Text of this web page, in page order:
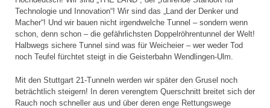
Technologie und Innovation“! Wir sind das „Land der Denker und
Macher“! Und wir bauen nicht irgendwelche Tunnel – sondern wenn
schon, denn schon – die gefährlichsten Doppelröhrentunnel der Welt!
Halbwegs sichere Tunnel sind was für Weicheier – wer weder Tod
noch Teufel fürchtet steigt in die Geisterbahn Wendlingen-Ulm.
Mit den Stuttgart 21-Tunneln werden wir später den Grusel noch
beträchtlich steigern! In deren verengtem Querschnitt breitet sich der
Rauch noch schneller aus und über deren enge Rettungswege